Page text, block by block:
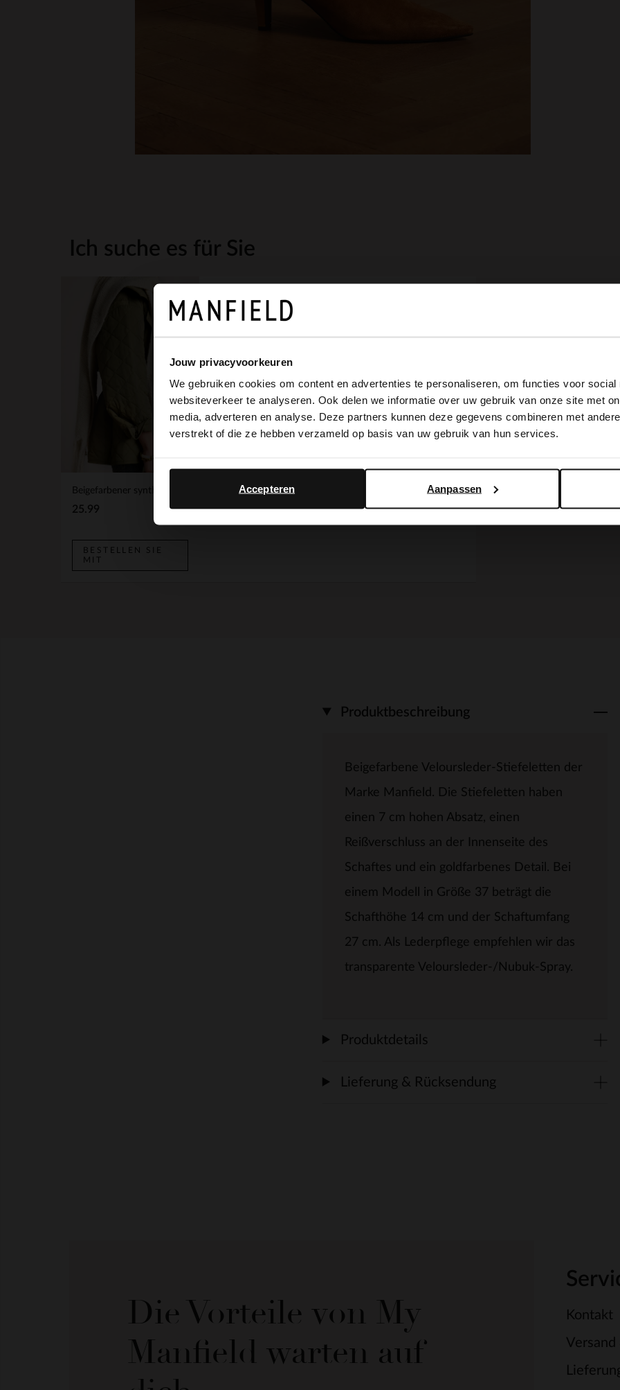
Jouw privacyvoorkeuren
We gebruiken cookies om content en advertenties te personaliseren, om functies voor social
websiteverkeer te analyseren. Ook delen we informatie over uw gebruik van onze site met
media, adverteren en analyse. Deze partners kunnen deze gegevens combineren met
verstrekt of die ze hebben verzameld op basis van uw gebruik van hun services.
Aanpassen
Accepteren
Ich suche es für Sie
25.99
BESTELLEN SIE
MIT
Goldfarbene Ohrringe mit farbigen Perlen
BESTELLEN SIE
Portemonnaie mit Gepardenmuster
BESTELLEN SIE
Produktbeschreibung
Beigefarbene Veloursleder-Stiefeletten der
Marke Manfield. Die Stiefeletten haben
einen 7 cm hohen Absatz, einen
Reißverschluss an der Innenseite des
Schaftes und ein goldfarbenes Detail. Bei
einem Modell in Größe 37 beträgt die
Schafthöhe 14 cm und der Schaftumfang
27 cm. Als Lederpflege empfehlen wir das
transparente Veloursleder-/Nubuk-Spray.
Produktdetails
Lieferung & Rücksendung
Die Vorteile von My
Manfield warten auf
Kontakt
Versand
It looks like your language isn't Dutch. Would you like to